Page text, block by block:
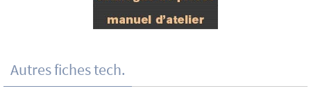
Autres fiches tech.